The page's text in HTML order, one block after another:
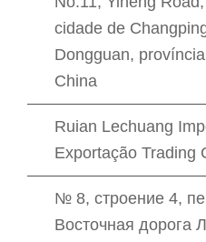
cidade de
Dongguan,
China
Ruian Lechuang
Exportação Trading
№ 8, строение 4,
Восточная дорога